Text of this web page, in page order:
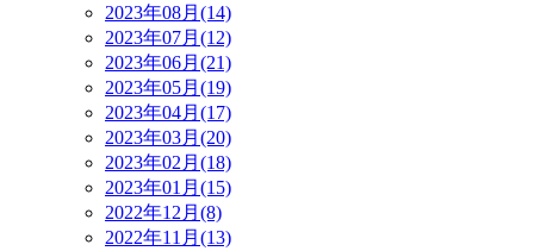
2023年08月(14)
2023年07月(12)
2023年06月(21)
2023年05月(19)
2023年04月(17)
2023年03月(20)
2023年02月(18)
2023年01月(15)
2022年12月(8)
2022年11月(13)